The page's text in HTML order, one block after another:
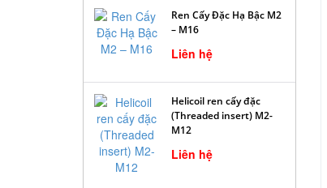
Ren Cấy Đặc Hạ Bậc M2
– M16
Liên hệ
Helicoil ren cấy đặc
(Threaded insert) M2-
M12
Liên hệ